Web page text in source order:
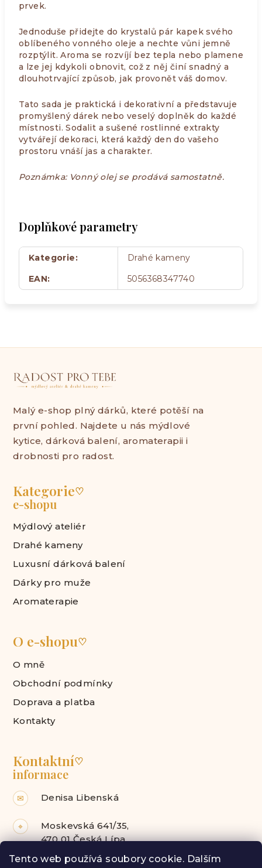
Tento web používá soubory cookie. Dalším
prvek.
Jednoduše přidejte do krystalů pár kapek svého
oblíbeného vonného oleje a nechte vůni jemně
rozptýlit. Aroma se rozvíjí bez tepla nebo plamene
a lze jej kdykoli obnovit, což z něj činí snadný a
dlouhotrvající způsob, jak provonět váš domov.
Tato sada je praktická i dekorativní a představuje
promyšlený dárek nebo veselý doplněk do každé
místnosti. Sodalit a sušené rostlinné extrakty
vytvářejí dekoraci, která každý den do vašeho
prostoru vnáší jas a charakter.
Poznámka: Vonný olej se prodává samostatně.
Doplňkové parametry
Kategorie:
Drahé kameny
EAN: 5056368347740
Malý e-shop plný dárků, které potěší na
první pohled. Najdete u nás mýdlové
kytice, dárková balení, aromaterapii i
drobnosti pro radost.
Kategorie♡
e-shopu
Mýdlový ateliér
Drahé kameny
Luxusní dárková balení
Dárky pro muže
Aromaterapie
O e-shopu♡
O mně
Obchodní podmínky
Doprava a platba
Kontakty
Kontaktní♡
informace
✉ Denisa Libenská
⌖
Moskevská 641/35,
470 01 Česká Lípa